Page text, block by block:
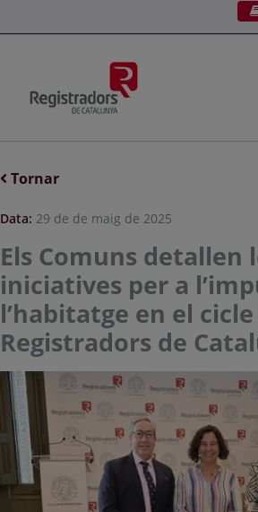
Tornar
Data: 29 de de maig de 2025
Els Comuns detallen
iniciatives per a
l’habitatge en el
Registradors de